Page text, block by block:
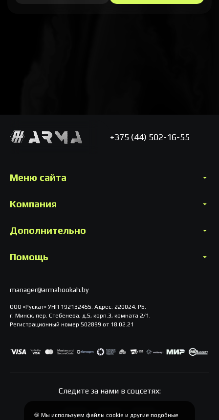
+375 (44) 502-16-55
Меню сайта
Компания
Дополнительно
Помощь
manager@armahookah.by
ООО «Рускат» УНП 192132455. Адрес: 220024, РБ,
г. Минск, пер. Стебенева, д.5, корп.3, комната 2/1.
Регистрационный номер 502899 от 18.02.21
Следите за нами в соцсетях:
🍪 Мы используем файлы cookie и другие подобные